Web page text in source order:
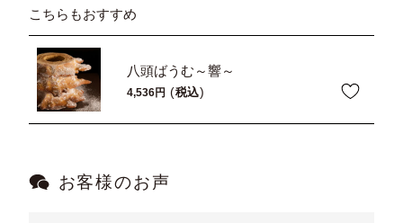
こちらもおすすめ
八頭ばうむ～響～
4,536 税込
お客様のお声